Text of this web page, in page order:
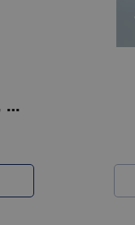
Uzlīmes K-pop, Multipack